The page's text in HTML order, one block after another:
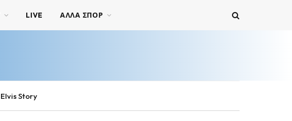
LIVE ΑΛΛΑ ΣΠΟΡ
Elvis Story